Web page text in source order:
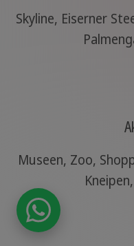
Skyline, Eiserner
Museen, Zoo,